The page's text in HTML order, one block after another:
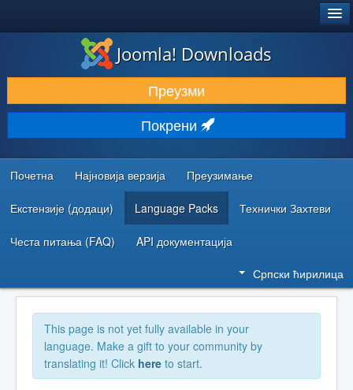
ПРЕУЗИМАЊЕ И ПРОШИРЕЊА (ЕКСТЕНЗИЈЕ)
ОТКРИЈТЕ И НАУЧИТЕ
ЗАЈЕДНИЦА И ПОДРШКА
РЕСУРСИ ЗА РАЗВОЈ
Joomla! Downloads
Преузми
Покрени
Почетна Најновија верзија Преузимање
Екстензије (додаци) Language Packs Технички Захтеви
Честа питања (FAQ) API документација
Српски ћирилица
This page is not yet fully available in your
language. Make a gift to your community by
translating it! Click here to start.